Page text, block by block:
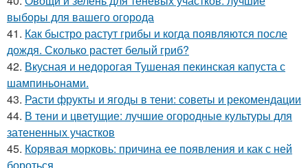
выборы для вашего огорода
41. Как быстро растут грибы и когда появляются после
дождя. Сколько растет белый гриб?
42. Вкусная и недорогая Тушеная пекинская капуста с
шампиньонами.
43. Расти фрукты и ягоды в тени: советы и рекомендации
44. В тени и цветущие: лучшие огородные культуры для
затененных участков
45. Корявая морковь: причина ее появления и как с ней